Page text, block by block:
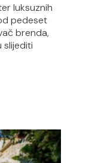
luksuznih
pedeset
brenda,
slijediti